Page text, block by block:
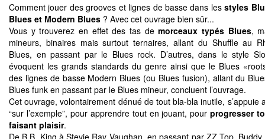
Comment jouer des grooves et lignes de basse dans lesstyles
Blues et Modern Blues ? Avec cet ouvrage bien sûr...
Vous y trouverez en effet des tas demorceaux typés Blues,
mineurs, binaires mais surtout ternaires, allant du Shuffle au
Blues, en passant par le Blues rock. D’autres, dans le style
évoquent les grands standards du genre ainsi que le Blues
des lignes de basse Modern Blues (ou Blues fusion), allant du
Blues funk en passant par le Blues mineur, concluent l’ouvrage.
Cet ouvrage, volontairement dénué de tout bla-bla inutile, s’appuie
“sur l’exemple”, pour apprendre tout en jouant, pourprogresser
faisant plaisir.
De B.B. King à Stevie Ray Vaughan, en passant par ZZ Top, Buddy